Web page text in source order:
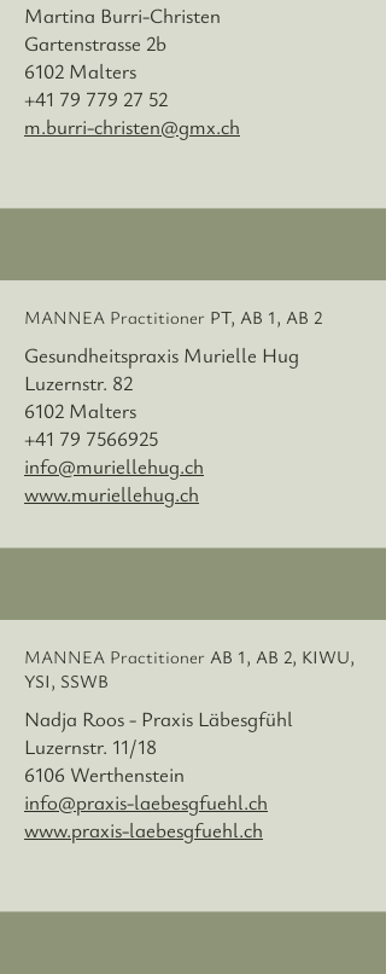
Martina Burri-Christen
Gartenstrasse 2b
6102 Malters
+41 79 779 27 52
m.burri-christen@gmx.ch
MANNEA Practitioner PT, AB 1, AB 2
Gesundheitspraxis Murielle Hug
Luzernstr. 82
6102 Malters
+41 79 7566925
info@muriellehug.ch
www.muriellehug.ch
MANNEA Practitioner AB 1, AB 2, KIWU,
YSI, SSWB
Nadja Roos - Praxis Läbesgfühl
Luzernstr. 11/18
6106 Werthenstein
info@praxis-laebesgfuehl.ch
www.praxis-laebesgfuehl.ch